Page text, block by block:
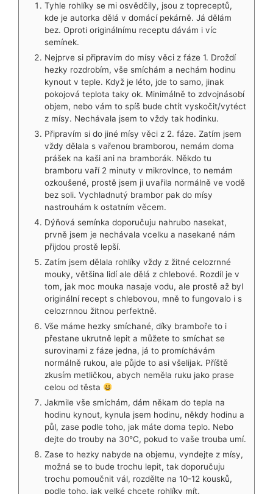
Tyhle rohlíky se mi osvědčily, jsou z topreceptů,
kde je autorka dělá v domácí pekárně. Já dělám
bez. Oproti originálnímu receptu dávám i víc
semínek.
Nejprve si připravím do mísy věci z fáze 1. Droždí
hezky rozdrobím, vše smíchám a nechám hodinu
kynout v teple. Když je léto, jde to samo, jinak
pokojová teplota taky ok. Minimálně to zdvojnásobí
objem, nebo vám to spíš bude chtít vyskočit/vytéct
z mísy. Nechávala jsem to vždy tak hodinku.
Připravím si do jiné mísy věci z 2. fáze. Zatím jsem
vždy dělala s vařenou bramborou, nemám doma
prášek na kaši ani na bramborák. Někdo tu
bramboru vaří 2 minuty v mikrovlnce, to nemám
ozkoušené, prostě jsem ji uvařila normálně ve vodě
bez soli. Vychladnutý brambor pak do mísy
nastrouhám k ostatním věcem.
Dýňová semínka doporučuju nahrubo nasekat,
prvně jsem je nechávala vcelku a nasekané nám
přijdou prostě lepší.
Zatím jsem dělala rohlíky vždy z žitné celozrnné
mouky, většina lidí ale dělá z chlebové. Rozdíl je v
tom, jak moc mouka nasaje vodu, ale prostě až byl
originální recept s chlebovou, mně to fungovalo i s
celozrnnou žitnou perfektně.
Vše máme hezky smíchané, díky bramboře to i
přestane ukrutně lepit a můžete to smíchat se
surovinami z fáze jedna, já to promíchávám
normálně rukou, ale půjde to asi všelijak. Příště
zkusím metličkou, abych neměla ruku jako prase
celou od těsta
Jakmile vše smíchám, dám někam do tepla na
hodinu kynout, kynula jsem hodinu, někdy hodinu a
půl, zase podle toho, jak máte doma teplo. Nebo
dejte do trouby na 30°C, pokud to vaše trouba umí.
Zase to hezky nabyde na objemu, vyndejte z mísy,
možná se to bude trochu lepit, tak doporučuju
trochu pomoučnit vál, rozdělte na 10-12 kousků,
podle toho, jak velké chcete rohlíky mít.